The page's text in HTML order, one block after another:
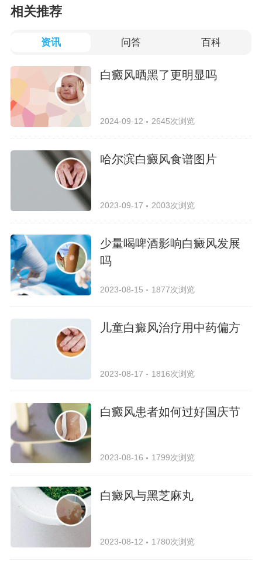
相关推荐
资讯 问答 百科
白癜风晒黑了更明显吗
2024-09-12 2645次浏览
哈尔滨白癜风食谱图片
2023-09-17 2003次浏览
少量喝啤酒影响白癜风发展
吗
2023-08-15 1877次浏览
儿童白癜风治疗用中药偏方
2023-08-17 1816次浏览
白癜风患者如何过好国庆节
2023-08-16 1799次浏览
白癜风与黑芝麻丸
2023-08-12 1780次浏览